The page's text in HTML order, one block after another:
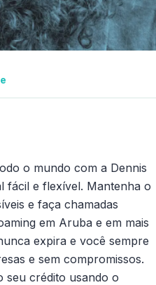
o mundo com a Dennis
fácil e flexível. Mantenha o
e faça chamadas
em Aruba e em mais
expira e você sempre
e sem compromissos.
seu crédito usando o